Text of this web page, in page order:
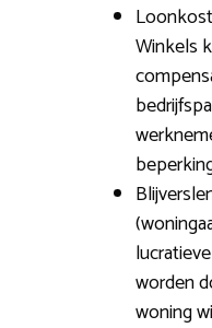
Winkels
worden
woning